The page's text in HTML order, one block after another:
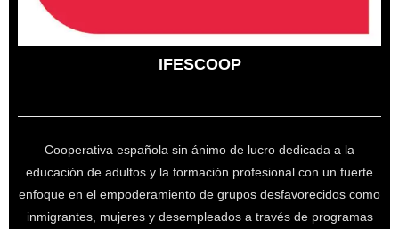
IFESCOOP
Cooperativa española sin ánimo de lucro dedicada a la
educación de adultos y la formación profesional con un fuerte
enfoque en el empoderamiento de grupos desfavorecidos como
inmigrantes, mujeres y desempleados a través de programas